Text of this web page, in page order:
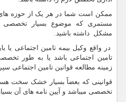
ممکن است شما در هر یک از حوزه های
مستمری که موضوع بسیار تخصصی
مشکل داشته باشید.
در واقع وکیل بیمه تامین اجتماعی یا
تامین اجتماعی باشد یا به طور
زمینه مطالعه قوانین تامین اجتماعی
قوانینی که بعضاً بسیار خشک سخت
تخصصی میباشد و آیین نامه های آن